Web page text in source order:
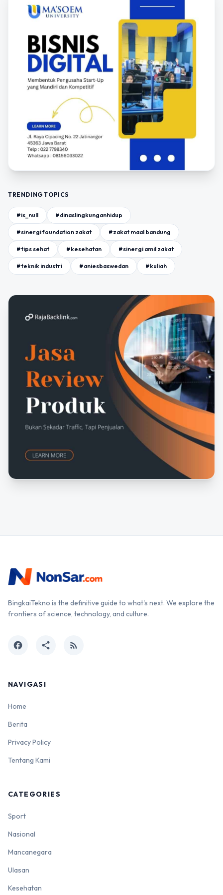
TRENDING TOPICS
#is_null #dinaslingkunganhidup
#sinergi foundation zakat #zakat maal bandung
#tips sehat #kesehatan #sinergi amil zakat
#teknik industri #aniesbaswedan #kuliah
BingkaiTekno is the definitive guide to what's next. We explore the
frontiers of science, technology, and culture.
facebook share rss_feed
NAVIGASI
Home
Berita
Privacy Policy
Tentang Kami
CATEGORIES
Sport
Nasional
Mancanegara
Ulasan
Kesehatan